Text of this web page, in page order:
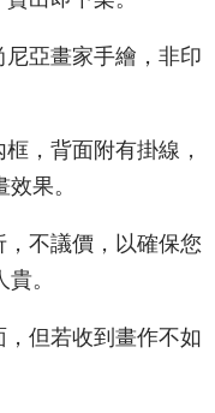
尼亞畫家手繪，非印
，背面附有掛線，
果。
不議價，以確保您
。
但若收到畫作不如